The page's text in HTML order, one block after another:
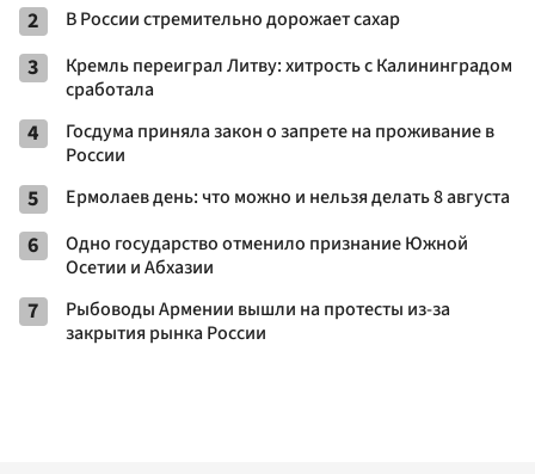
2 В России стремительно дорожает сахар
3
Кремль переиграл Литву: хитрость с Калининградом
сработала
4
Госдума приняла закон о запрете на проживание в
России
5 Ермолаев день: что можно и нельзя делать 8 августа
6
Одно государство отменило признание Южной
Осетии и Абхазии
7
Рыбоводы Армении вышли на протесты из-за
закрытия рынка России